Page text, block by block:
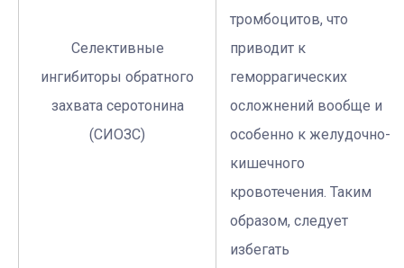
Селективные
ингибиторы обратного
захвата серотонина
(СИОЗС)
тромбоцитов, что
приводит к
геморрагических
осложнений вообще и
особенно к желудочно-
кишечного
кровотечения. Таким
образом, следует
избегать